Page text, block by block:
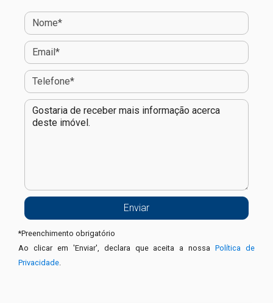
*Preenchimento obrigatório
Ao clicar em 'Enviar', declara que aceita a nossaPolítica de
Privacidade.